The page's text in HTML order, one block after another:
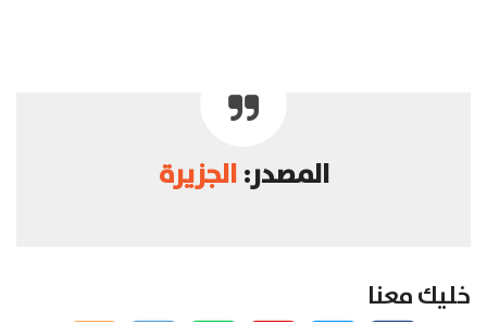
المصدر:الجزيرة
خليك معنا